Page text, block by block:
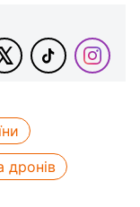
дронів